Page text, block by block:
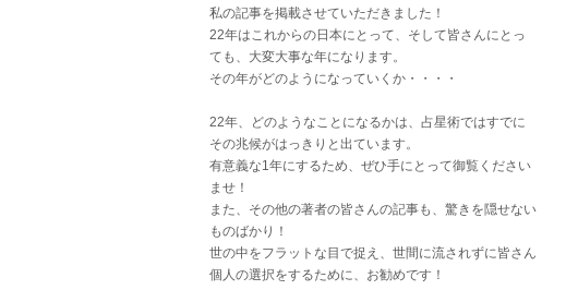
私の記事を掲載させていただきました！
22年はこれからの日本にとって、そして皆さんにとっ
ても、大変大事な年になります。
その年がどのようになっていくか・・・・
22年、どのようなことになるかは、占星術ではすでに
その兆候がはっきりと出ています。
有意義な1年にするため、ぜひ手にとって御覧ください
ませ！
また、その他の著者の皆さんの記事も、驚きを隠せない
ものばかり！
世の中をフラットな目で捉え、世間に流されずに皆さん
個人の選択をするために、お勧めです！